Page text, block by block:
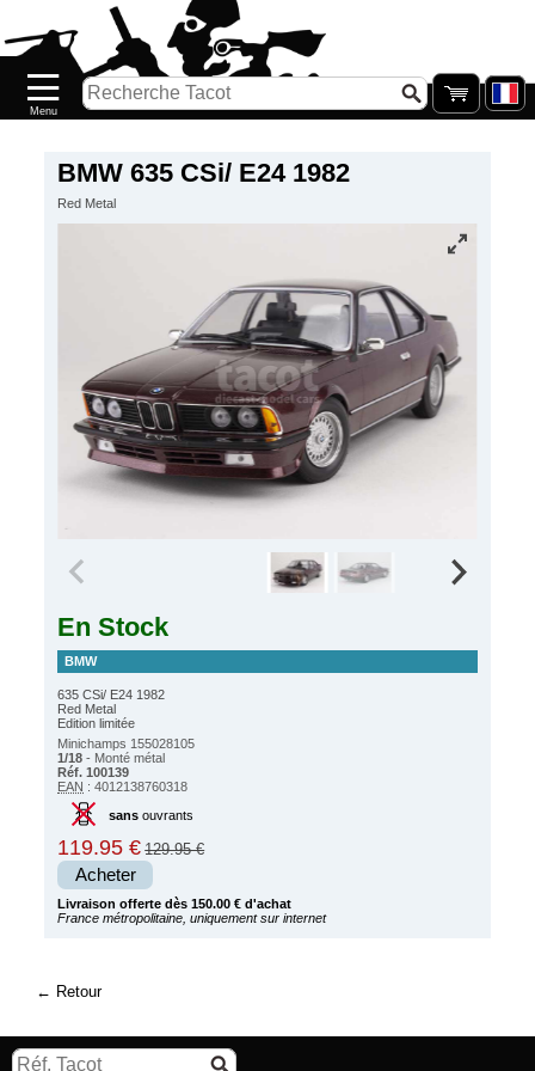
BMW 635 CSi/ E24 1982
Red Metal
En Stock
BMW
635 CSi/ E24 1982
Red Metal
Edition limitée
Minichamps 155028105
1/18 - Monté métal
Réf. 100139
EAN : 4012138760318
sansouvrants
119.95 € 129.95 €
Acheter
Livraison offerte dès 150.00 € d'achat
France métropolitaine, uniquement sur internet
Retour
Nouveautés
Catalogue/Stock
PETITS